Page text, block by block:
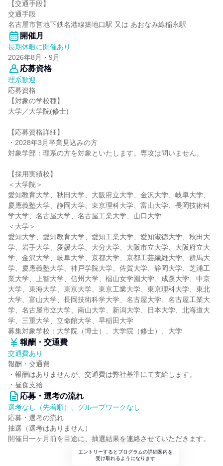
【交通手段】
交通手段
名古屋市営地下鉄名港線築地口駅 又は あおなみ線稲永駅
開催月
長期休暇に開催あり
2026年8月・9月
応募資格
理系歓迎
応募資格
【対象の学校種】
大学／大学院(修士)
【応募資格詳細】
・2028年3月卒業見込みの方
対象学部：理系の方を対象といたします。専攻は問いません。
【採用実績校】
＜大学院＞
愛知教育大学、秋田大学、大阪府立大学、金沢大学、岐阜大学、
慶應義塾大学、静岡大学、東京理科大学、富山大学、長岡技術科
学大学、名古屋大学、名古屋工業大学、山口大学
＜大学＞
愛知大学、愛知教育大学、愛知工業大学、愛知淑徳大学、秋田大
学、岩手大学、愛媛大学、大分大学、大阪市立大学、大阪府立大
学、金沢大学、岐阜大学、京都大学、京都工芸繊維大学、群馬大
学、慶應義塾大学、神戸学院大学、佐賀大学、静岡大学、芝浦工
業大学、上智大学、信州大学、椙山女学園大学、成蹊大学、中京
大学、東海大学、東京大学、東京工業大学、東京理科大学、東北
大学、富山大学、長岡技術科学大学、名古屋大学、名古屋工業大
学、名古屋市立大学、南山大学、新潟大学、日本大学、北海道大
学、三重大学、立命館大学、早稲田大学
募集対象学校：大学院（博士）、大学院（修士）、大学
報酬・交通費
交通費あり
報酬・交通費
・報酬はありませんが、交通費は弊社基準にて支給します。
・昼食支給
応募・選考の流れ
選考なし（先着順）、グループワークなし
応募・選考の流れ
抽選（選考はありません）
開催日一ヶ月前を目途に、抽選結果を連絡させていただきます。
エントリーするとプログラムの詳細案内を
受け取れるようになります